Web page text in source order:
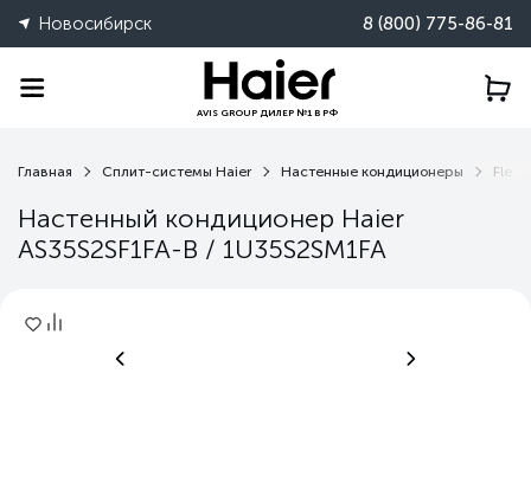
Новосибирск 8 (800) 775-86-81
AVIS GROUP ДИЛЕР №1 В РФ
Главная Сплит-системы Haier Настенные кондиционеры Flexis
Настенный кондиционер Haier
AS35S2SF1FA-B / 1U35S2SM1FA